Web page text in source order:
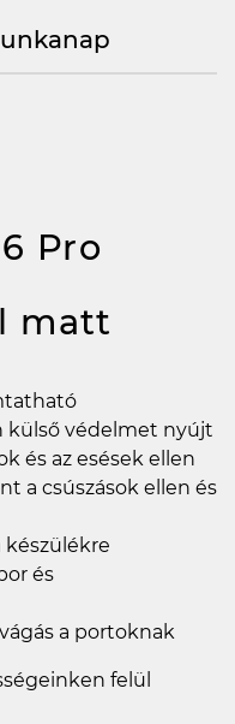
Pro
matt
külső védelmet nyújt
és az esések ellen
a csúszások ellen és
készülékre
és
a portoknak
felül